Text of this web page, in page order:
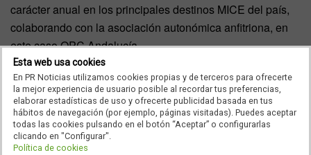
carácter anual en los principales destinos MICE del país,
colaborando con la asociación autonómica anfitriona, en
este caso OPC Andalucía.
Se trata de un congreso transversal y multisectorial en el
que se dan cita los agentes implicados en el segmento,
por lo que se trata de una oportunidad únicapara
impulsar Granada y su provincia, así como Andalucía,
en general, como destino para la organización de
Esta web usa cookies
En PR Noticias utilizamos cookies propias y de terceros para ofrecerte
la mejor experiencia de usuario posible al recordar tus preferencias,
elaborar estadísticas de uso y ofrecerte publicidad basada en tus
hábitos de navegación (por ejemplo, páginas visitadas). Puedes aceptar
todas las cookies pulsando en el botón “Aceptar” o configurarlas
clicando en "Configurar".
Política de cookies